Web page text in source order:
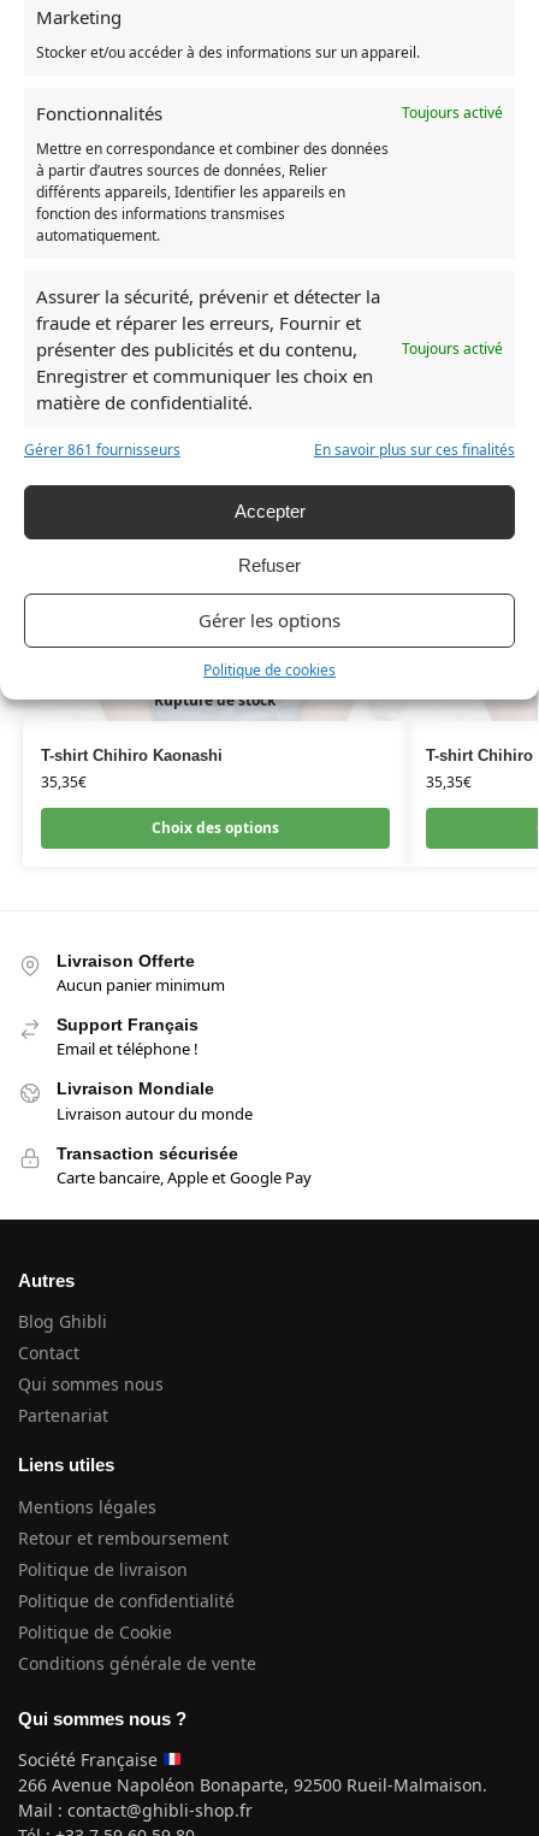
Marketing
Stocker et/ou accéder à des informations sur un appareil.
Fonctionnalités
Toujours activé
Mettre en correspondance et combiner des données
à partir d’autres sources de données, Relier
différents appareils, Identifier les appareils en
fonction des informations transmises
automatiquement.
Assurer la sécurité, prévenir et détecter la
fraude et réparer les erreurs, Fournir et
présenter des publicités et du contenu,
Enregistrer et communiquer les choix en
matière de confidentialité.
Toujours activé
Gérer 861 fournisseurs En savoir plus sur ces finalités
Accepter
Refuser
Gérer les options
Politique de cookies
l’univers deChihiro
Chihiro. Pour compléter votre garde-robe Studio Ghibli
UGS : 7331384000770-t-shirt-kaonashi-printanier
Catégories : Le Voyage de Chihiro,T-shirt Chihiro
Chihiro
Produits similaires
RUPTURE DE STOCK
Rupture de stock
T-shirt Chihiro Kaonashi
35,35€
Choix des options
RUPTURE DE
T-shirt Chihiro
35,35€
Livraison Offerte
Aucun panier minimum
Support Français
Email et téléphone !
Livraison Mondiale
Livraison autour du monde
Transaction sécurisée
Carte bancaire, Apple et Google Pay
Autres
Blog Ghibli
Contact
Qui sommes nous
Partenariat
Liens utiles
Mentions légales
Retour et remboursement
Politique de livraison
Politique de confidentialité
Politique de Cookie
Conditions générale de vente
Qui sommes nous ?
Société Française
266 Avenue Napoléon Bonaparte, 92500 Rueil-Malmaison.
Mail : contact@ghibli-shop.fr